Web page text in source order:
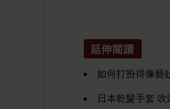
如何打扮得像藝
日本乾髮手套